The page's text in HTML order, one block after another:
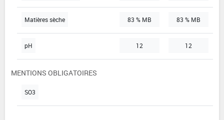
Matières sèche 83 % MB 83 % MB
pH 12 12
MENTIONS OBLIGATOIRES
SO3